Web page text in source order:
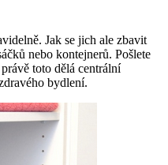
Jak se jich ale zbavit
nebo kontejnerů. Pošlete
toto dělá centrální
bydlení.